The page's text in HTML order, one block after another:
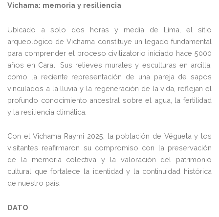
Vichama: memoria y resiliencia
Ubicado a solo dos horas y media de Lima, el sitio
arqueológico de Vichama constituye un legado fundamental
para comprender el proceso civilizatorio iniciado hace 5000
años en Caral. Sus relieves murales y esculturas en arcilla,
como la reciente representación de una pareja de sapos
vinculados a la lluvia y la regeneración de la vida, reflejan el
profundo conocimiento ancestral sobre el agua, la fertilidad
y la resiliencia climática.
Con el Vichama Raymi 2025, la población de Végueta y los
visitantes reafirmaron su compromiso con la preservación
de la memoria colectiva y la valoración del patrimonio
cultural que fortalece la identidad y la continuidad histórica
de nuestro país.
DATO